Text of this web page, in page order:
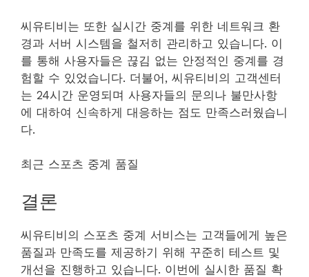
씨유티비는 또한 실시간 중계를 위한 네트워크 환
경과 서버 시스템을 철저히 관리하고 있습니다. 이
를 통해 사용자들은 끊김 없는 안정적인 중계를 경
험할 수 있었습니다. 더불어, 씨유티비의 고객센터
는 24시간 운영되며 사용자들의 문의나 불만사항
에 대하여 신속하게 대응하는 점도 만족스러웠습니
다.
최근 스포츠 중계 품질
결론
씨유티비의 스포츠 중계 서비스는 고객들에게 높은
품질과 만족도를 제공하기 위해 꾸준히 테스트 및
개선을 진행하고 있습니다. 이번에 실시한 품질 확